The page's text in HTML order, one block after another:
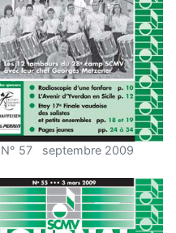
N° 57 septembre 2009